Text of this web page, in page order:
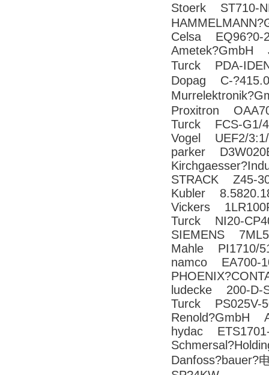
Stoerk ST710-
Celsa EQ96?0-
Ametek?GmbH
Turck PDA-
Dopag C-
Proxitron
Turck FCS-G1/
Vogel UEF2/3:1/
parker
STRACK Z45-
Kubler
Vickers
Turck NI20-
SIEMENS
Mahle PI1710/
namco EA700-
ludecke 200-D-
Turck PS025V-
Renold?GmbH
hydac
Danfoss?bauer?